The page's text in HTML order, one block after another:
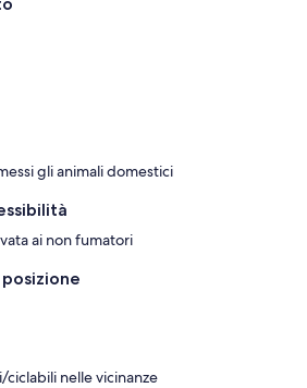
gli animali domestici
ai non fumatori
ciclabili nelle vicinanze